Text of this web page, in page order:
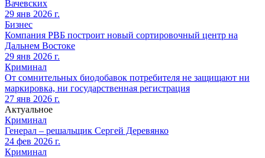
Вачевских
29 янв 2026 г.
Бизнес
Компания РВБ построит новый сортировочный центр на
Дальнем Востоке
29 янв 2026 г.
Криминал
От сомнительных биодобавок потребителя не защищают ни
маркировка, ни государственная регистрация
27 янв 2026 г.
Актуальное
Криминал
Генерал – решальщик Сергей Деревянко
24 фев 2026 г.
Криминал